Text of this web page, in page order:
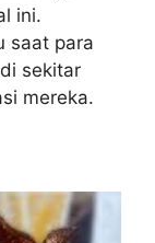
ini.
saat para
sekitar
mereka.